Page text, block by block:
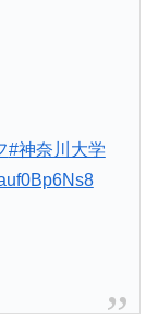
#神奈川大学